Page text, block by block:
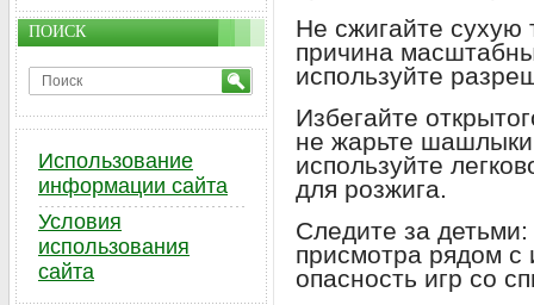
Не сжигайте сухую
причина
используйте
Избегайте
не жарьте
используйте
для розжига.
Следите за
присмотра рядом с
опасность игр со
ПОИСК
Использование
информации сайта
Условия
использования
сайта